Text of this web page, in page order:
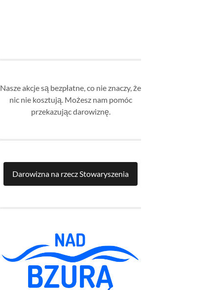
Nasze akcje są bezpłatne, co nie znaczy, że
nic nie kosztują. Możesz nam pomóc
przekazując darowiznę.
Darowizna na rzecz Stowaryszenia